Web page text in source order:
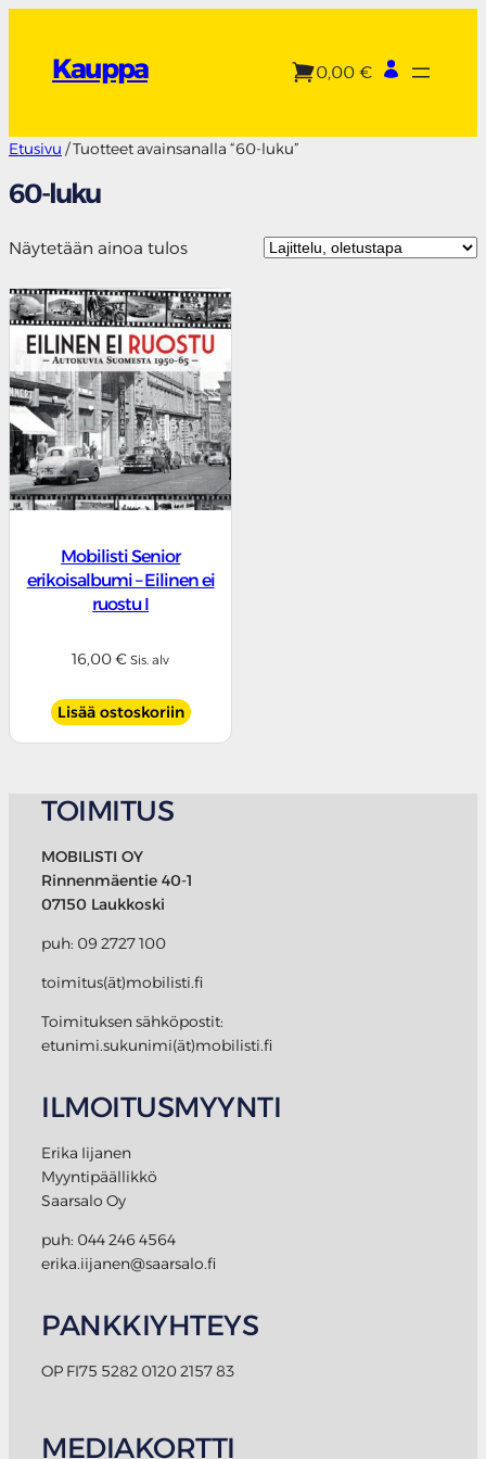
Kauppa 0,00 €
Etusivu / Tuotteet avainsanalla “60-luku”
60-luku
Näytetään ainoa tulos
Mobilisti Senior
erikoisalbumi – Eilinen ei
ruostu I
16,00€ Sis. alv
Lisää ostoskoriin
TOIMITUS
MOBILISTI OY
Rinnenmäentie 40-1
07150 Laukkoski
puh: 09 2727 100
toimitus(ät)mobilisti.fi
Toimituksen sähköpostit:
etunimi.sukunimi(ät)mobilisti.fi
ILMOITUSMYYNTI
Erika Iijanen
Myyntipäällikkö
Saarsalo Oy
puh: 044 246 4564
erika.iijanen@saarsalo.fi
PANKKIYHTEYS
OP FI75 5282 0120 2157 83
MEDIAKORTTI